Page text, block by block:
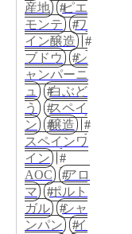
産地
ピエ
モンテ
ワ
イン醸造
ブドウ
シ
ャンパーニ
ュ
白ぶど
う
スペイ
ン
醸造
スペインワ
イン
AOC
アロ
マ
ポルト
ガル
シャ
ンパン
イ